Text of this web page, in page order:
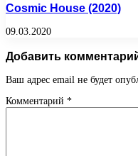
Cosmic House (2020)
09.03.2020
Добавить
Ваш адрес email не будет
Комментарий *